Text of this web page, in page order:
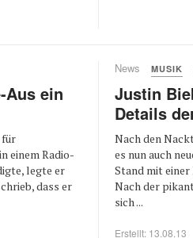
ein
für
einem Radio-
legte er
dass er
News MUSIK
Justin
Details
Nach den
es nun auch
Stand mit
Nach der
sich ...
Erstellt: 13.08.13